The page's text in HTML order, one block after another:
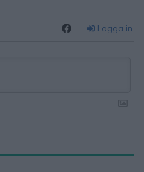
Logga in